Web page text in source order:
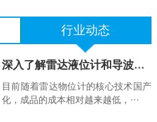
行业动态
深入了解雷达液位计和导波雷达液位计
目前随着雷达物位计的核心技术国产
化，成品的成本相对越来越低，···